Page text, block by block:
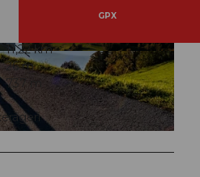
© Xaver Büeler, Schwyz Tourismus
GPX
11,22 km
26 m
737 m